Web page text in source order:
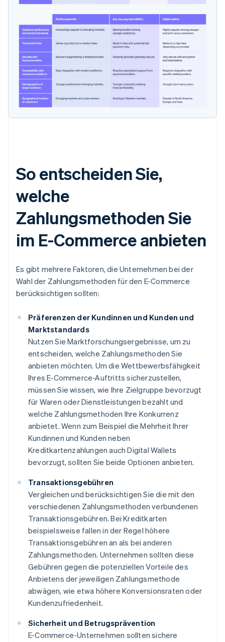
So entscheiden Sie,
welche
Zahlungsmethoden Sie
im E-Commerce anbieten
Es gibt mehrere Faktoren, die Unternehmen bei der
Wahl der Zahlungsmethoden für den E-Commerce
berücksichtigen sollten:
Präferenzen der Kundinnen und Kunden und
Marktstandards
Nutzen Sie Marktforschungsergebnisse, um zu
entscheiden, welche Zahlungsmethoden Sie
anbieten möchten. Um die Wettbewerbsfähigkeit
Ihres E-Commerce-Auftritts sicherzustellen,
müssen Sie wissen, wie Ihre Zielgruppe bevorzugt
für Waren oder Dienstleistungen bezahlt und
welche Zahlungsmethoden Ihre Konkurrenz
anbietet. Wenn zum Beispiel die Mehrheit Ihrer
Kundinnen und Kunden neben
Kreditkartenzahlungen auch Digital Wallets
bevorzugt, sollten Sie beide Optionen anbieten.
Transaktionsgebühren
Vergleichen und berücksichtigen Sie die mit den
verschiedenen Zahlungsmethoden verbundenen
Transaktionsgebühren. Bei Kreditkarten
beispielsweise fallen in der Regel höhere
Transaktionsgebühren an als bei anderen
Zahlungsmethoden. Unternehmen sollten diese
Gebühren gegen die potenziellen Vorteile des
Anbietens der jeweiligen Zahlungsmethode
abwägen, wie etwa höhere Konversionsraten oder
Kundenzufriedenheit.
Sicherheit und Betrugsprävention
E-Commerce-Unternehmen sollten sichere